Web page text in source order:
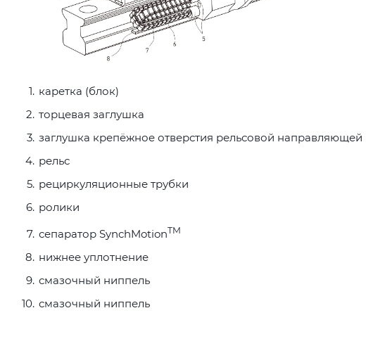
каретка (блок)
торцевая заглушка
заглушка крепёжное отверстия рельсовой направляющей
рельс
рециркуляционные трубки
ролики
сепаратор SynchMotionTM
нижнее уплотнение
смазочный ниппель
смазочный ниппель